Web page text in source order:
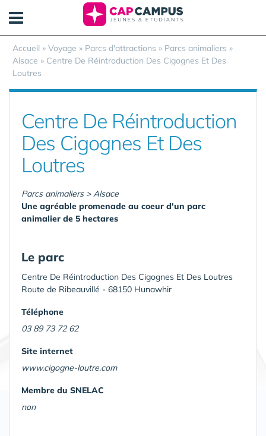
Accueil » Voyage » Parcs d'attractions » Parcs animaliers »
Alsace » Centre De Réintroduction Des Cigognes Et Des
Loutres
Centre De Réintroduction
Des Cigognes Et Des
Loutres
Parcs animaliers > Alsace
Une agréable promenade au coeur d'un parc
animalier de 5 hectares
Le parc
Centre De Réintroduction Des Cigognes Et Des Loutres
Route de Ribeauvillé - 68150 Hunawhir
Téléphone
03 89 73 72 62
Site internet
www.cigogne-loutre.com
Membre du SNELAC
non
Panneau de gestion des cookies